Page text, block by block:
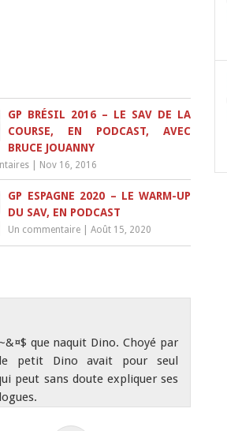
GP BRÉSIL 2016 – LE SAV DE LA
COURSE, EN PODCAST, AVEC
BRUCE JOUANNY
Nov 16, 2016
GP ESPAGNE 2020 – LE WARM-UP
DU SAV, EN PODCAST
Un commentaire |Août 15, 2020
que naquit Dino. Choyé par
petit Dino avait pour seul
peut sans doute expliquer ses